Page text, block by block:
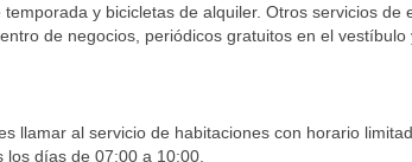
y bicicletas de alquiler. Otros servicios de
de negocios, periódicos gratuitos en el vestíbulo
llamar al servicio de habitaciones con horario
días de 07:00 a 10:00.